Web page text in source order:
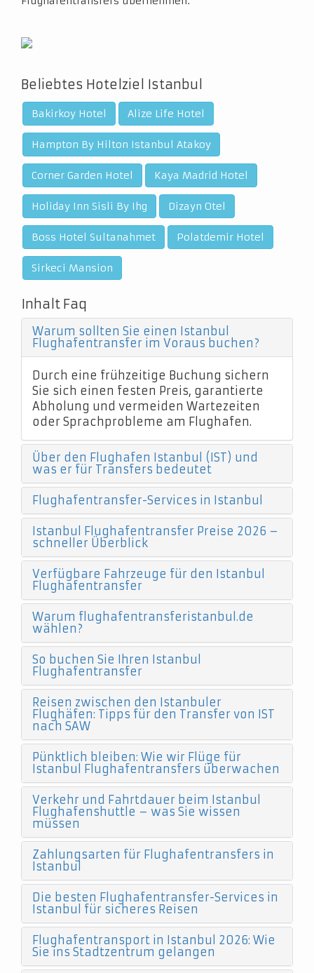
Beliebtes Hotelziel Istanbul
Bakirkoy Hotel Alize Life Hotel
Hampton By Hilton Istanbul Atakoy
Corner Garden Hotel Kaya Madrid Hotel
Holiday Inn Sisli By Ihg Dizayn Otel
Boss Hotel Sultanahmet Polatdemir Hotel
Sirkeci Mansion
Inhalt Faq
Warum sollten Sie einen Istanbul
Flughafentransfer im Voraus buchen?
Durch eine frühzeitige Buchung sichern
Sie sich einen festen Preis, garantierte
Abholung und vermeiden Wartezeiten
oder Sprachprobleme am Flughafen.
Über den Flughafen Istanbul (IST) und
was er für Transfers bedeutet
Flughafentransfer-Services in Istanbul
Istanbul Flughafentransfer Preise 2026 –
schneller Überblick
Verfügbare Fahrzeuge für den Istanbul
Flughafentransfer
Warum flughafentransferistanbul.de
wählen?
So buchen Sie Ihren Istanbul
Flughafentransfer
Reisen zwischen den Istanbuler
Flughäfen: Tipps für den Transfer von IST
nach SAW
Pünktlich bleiben: Wie wir Flüge für
Istanbul Flughafentransfers überwachen
Verkehr und Fahrtdauer beim Istanbul
Flughafenshuttle – was Sie wissen
müssen
Zahlungsarten für Flughafentransfers in
Istanbul
Die besten Flughafentransfer-Services in
Istanbul für sicheres Reisen
Flughafentransport in Istanbul 2026: Wie
Sie ins Stadtzentrum gelangen